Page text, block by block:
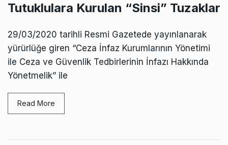
Tutuklulara Kurulan “Sinsi” Tuzaklar
29/03/2020 tarihli Resmi Gazetede yayınlanarak
yürürlüğe giren “Ceza İnfaz Kurumlarının Yönetimi
ile Ceza ve Güvenlik Tedbirlerinin İnfazı Hakkında
Yönetmelik” ile
Read More